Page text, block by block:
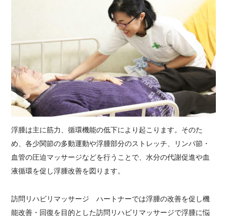
浮腫は主に筋力、循環機能の低下により起こります。そのた
め、各少関節の多動運動や浮腫部分のストレッチ、リンパ節・
血管の圧迫マッサージなどを行うことで、水分の代謝促進や血
液循環を促し浮腫改善を図ります。
訪問リハビリマッサージ ハートナーでは浮腫の改善を促し機
能改善・回復を目的とした訪問リハビリマッサージで浮腫に悩